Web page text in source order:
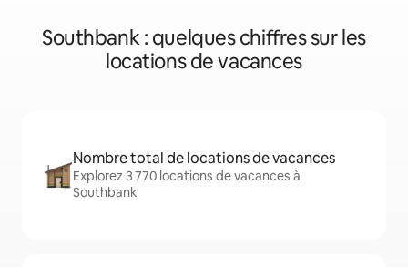
Southbank : quelques chiffres sur les
locations de vacances
Nombre total de locations de vacances
Explorez 3 770 locations de vacances à
Southbank